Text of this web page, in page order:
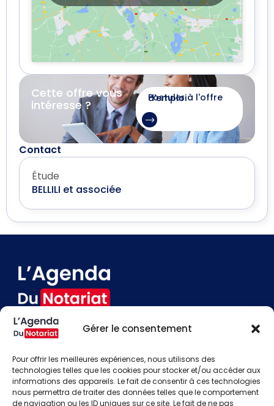
Gérer le consentement
Pour offrir les meilleures expériences, nous utilisons des
technologies telles que les cookies pour stocker et/ou accéder aux
informations des appareils. Le fait de consentir à ces technologies
nous permettra de traiter des données telles que le comportement
de navigation ou les ID uniques sur ce site. Le fait de ne pas
Cette offre vous
intéresse ?
Postuler à l'offre d'emploi
Contact
Étude
BELLILI et associée
Contact
Besoin d'aide
Actualités
Évènements